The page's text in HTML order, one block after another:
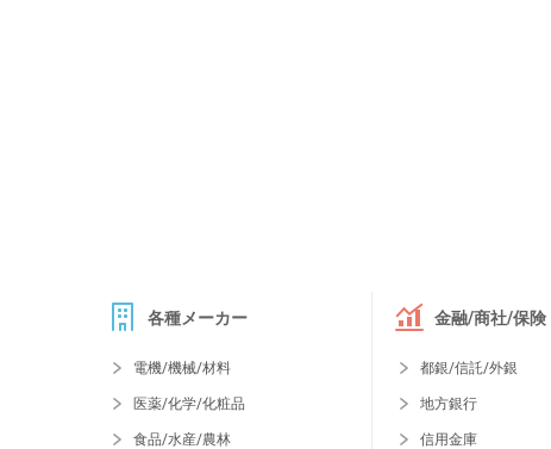
各種メーカー
電機/機械/材料
医薬/化学/化粧品
食品/水産/農林
金融/商社/保険
都銀/信託/外銀
地方銀行
信用金庫